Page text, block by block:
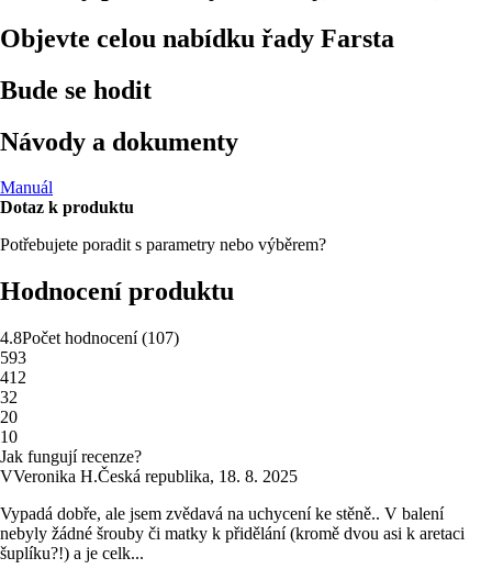
Objevte celou nabídku řady Farsta
Bude se hodit
Návody a dokumenty
Manuál
Dotaz k produktu
Potřebujete poradit s parametry nebo výběrem?
Hodnocení produktu
4.8Počet hodnocení(107)
593
412
32
20
10
Jak fungují recenze?
VVeronika H.Česká republika, 18. 8. 2025
Vypadá dobře, ale jsem zvědavá na uchycení ke stěně.. V balení
nebyly žádné šrouby či matky k přidělání (kromě dvou asi k aretaci
šuplíku?!) a je celk...